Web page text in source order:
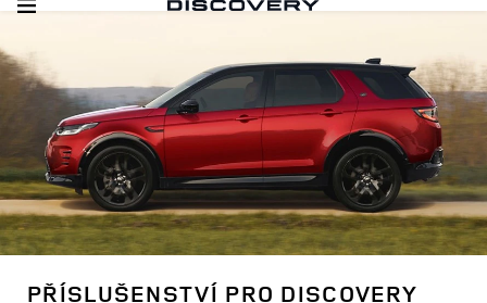
PŘÍSLUŠENSTVÍ PRO DISCOVERY